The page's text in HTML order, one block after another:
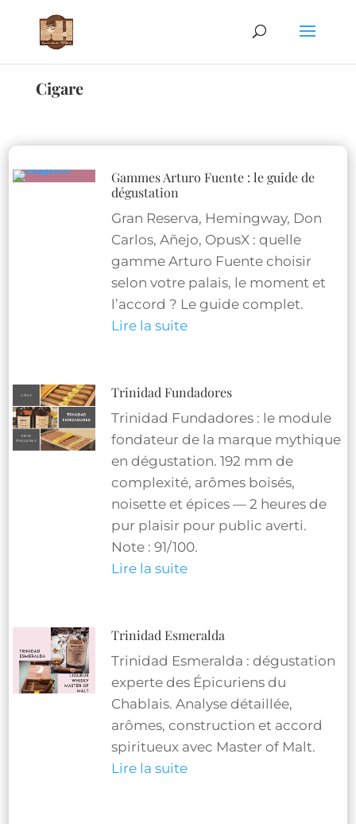
Cigare
Gammes Arturo Fuente : le guide de
dégustation
Gran Reserva, Hemingway, Don
Carlos, Añejo, OpusX : quelle
gamme Arturo Fuente choisir
selon votre palais, le moment et
l’accord ? Le guide complet.
Lire la suite
Trinidad Fundadores
Trinidad Fundadores : le module
fondateur de la marque mythique
en dégustation. 192 mm de
complexité, arômes boisés,
noisette et épices — 2 heures de
pur plaisir pour public averti.
Note : 91/100.
Lire la suite
Trinidad Esmeralda
Trinidad Esmeralda : dégustation
experte des Épicuriens du
Chablais. Analyse détaillée,
arômes, construction et accord
spiritueux avec Master of Malt.
Lire la suite